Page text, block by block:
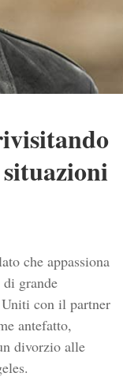
che appassiona
grande
con il partner
antefatto,
divorzio alle